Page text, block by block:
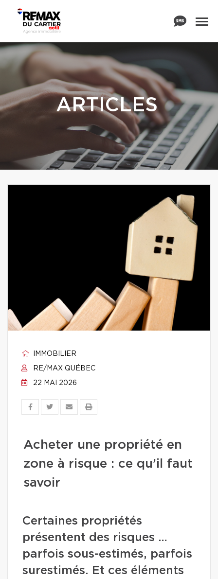
ARTICLES
IMMOBILIER
RE/MAX QUÉBEC
22 MAI 2026
Acheter une propriété en
zone à risque : ce qu’il faut
savoir
Certaines propriétés
présentent des risques …
parfois sous-estimés, parfois
surestimés. Et ces éléments